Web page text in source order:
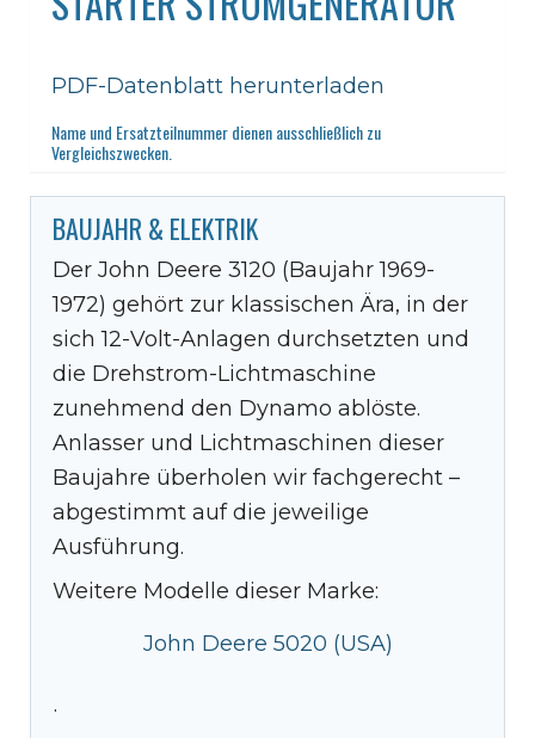
PDF-Datenblatt herunterladen
Name und Ersatzteilnummer dienen ausschließlich zu
Vergleichszwecken.
BAUJAHR & ELEKTRIK
Der John Deere 3120 (Baujahr 1969-
1972) gehört zur klassischen Ära, in der
sich 12-Volt-Anlagen durchsetzten und
die Drehstrom-Lichtmaschine
zunehmend den Dynamo ablöste.
Anlasser und Lichtmaschinen dieser
Baujahre überholen wir fachgerecht –
abgestimmt auf die jeweilige
Ausführung.
Weitere Modelle dieser Marke:
John Deere 5020 (USA)
·